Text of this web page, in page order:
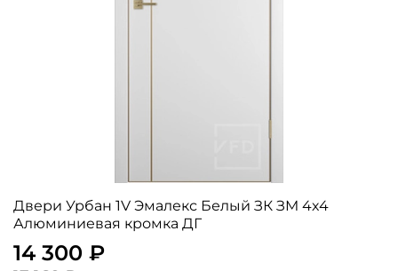
Двери Урбан 1V Эмалекс Белый ЗК ЗM 4х4
Алюминиевая кромка ДГ
14 300 ₽